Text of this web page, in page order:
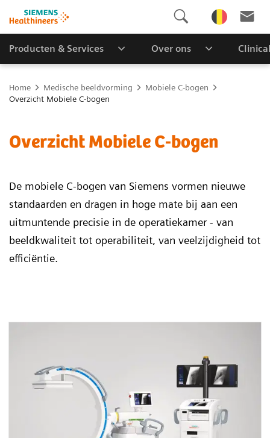
Producten & Services Over ons
Home Medische beeldvorming
Mobiele C-bogen
Overzicht Mobiele C-bogen
Overzicht Mobiele C-bogen
De mobiele C-bogen van Siemens vormen nieuwe
standaarden en dragen in hoge mate bij aan een
uitmuntende precisie in de operatiekamer - van
beeldkwaliteit tot operabiliteit, van veelzijdigheid tot
efficiëntie.